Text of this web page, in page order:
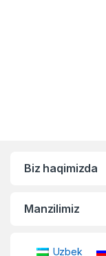
Biz haqimizda
Manzilimiz
Uzbek